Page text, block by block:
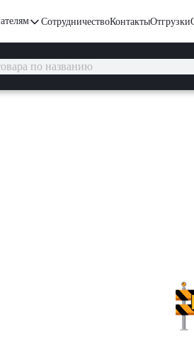
СотрудничествоКонтактыОтгрузки